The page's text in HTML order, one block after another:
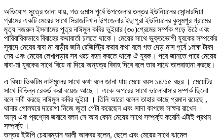
অভিযোগ সূত্রে জানা যায়, গত ৬মাস পূর্বে উপজেলার তন্তর ইউনিয়নের সোন্দারদিয়া
গ্রামের একটি মেয়ের সাথে সিরাজদিখান উপজেলার ইছাপুরা ইউনিয়নের কুসুমপুর গ্রামের
মৃত্য নজরুল ইসলামের পুত্র নাঈমুল কবির ভুইয়ার (৩০)প্রেমের সর্ম্পক গড়ে উঠে এবং
পারিবারিকভাবে বিবাহের কথাবার্তা চলতে থাকে। মেয়ের সাথে ভুক্তভোগী যুবকের সম্পর্কের
সুবাদে মেয়ের বাবা মা বাড়ীর জমি রেজিস্ট্রি করার কথা বলে গত দেড় মাস পূর্বে ১লক্ষ টাকা
নেয় এবং মেয়ের লেখাপড়ার সব খরচ বহন করতে থাকে ঐ যুবক। পরে জানতে পারে মেয়ের
বাবা-মা যুবকের সাথে বিয়ে না দিয়ে অন্যত্র বিবাহ দিবে বলে তার সাথে তালবাহানা করছে।
এ বিষয় ভিকটিম নাঈমুলের সাথে কথা বলে জানা যায় মেয়ে বয়স ১৪/১৫ বছর । মেয়েটির
সাথে বিভিন্ন রেকর্ড করা বয়েজ আছে । একে অপরের সাথে ভালোবাসার সম্পর্ক ছিলো
বলে দাবী করছে নাঈমুল কবির ভুইয়া । তিনি আরো বলেন তাহার কাছে প্রমান রয়েছে ,
থানার গোলঘরে দারোগা নিজে জুতা পেটা করেছেন এবং সাদা কাগজে সাক্ষর রাখেন ।
অন্য এক প্রশ্নের জবাবে বলন সে আর কোন মেয়ের সাথে সম্পর্ক্য করেনি এটাই প্রথম
সম্পর্ক্য ।
তন্তর ইউপি চেয়ারম্যান আলী আকবর বলেন, ছেলে এবং মেয়ের সাথে ঝামেল